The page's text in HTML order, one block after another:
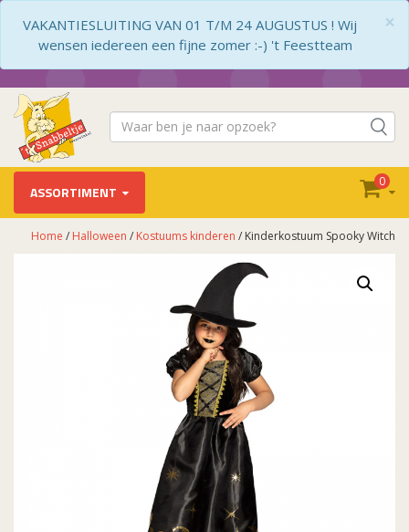
×
VAKANTIESLUITING VAN 01 T/M 24 AUGUSTUS ! Wij
wensen iedereen een fijne zomer :-) 't Feestteam
ASSORTIMENT
0
Home / Halloween / Kostuums kinderen / Kinderkostuum Spooky Witch